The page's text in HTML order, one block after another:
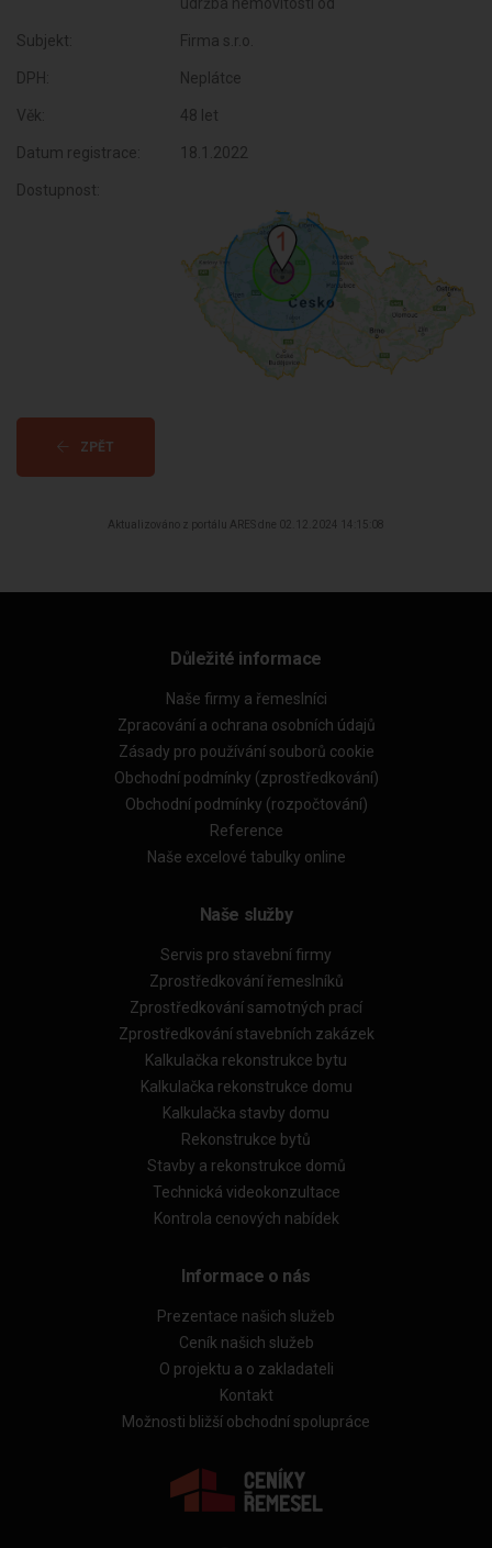
Subjekt: Firma s.r.o.
DPH: Neplátce
Věk: 48 let
Datum registrace: 18.1.2022
Dostupnost:
ZPĚT
Aktualizováno z portálu ARES dne 02.12.2024 14:15:08
Důležité informace
Naše firmy a řemeslníci
Zpracování a ochrana osobních údajů
Zásady pro používání souborů cookie
Obchodní podmínky (zprostředkování)
Obchodní podmínky (rozpočtování)
Reference
Naše excelové tabulky online
Naše služby
Servis pro stavební firmy
Zprostředkování řemeslníků
Zprostředkování samotných prací
Zprostředkování stavebních zakázek
Kalkulačka rekonstrukce bytu
Kalkulačka rekonstrukce domu
Kalkulačka stavby domu
Rekonstrukce bytů
Stavby a rekonstrukce domů
Technická videokonzultace
Kontrola cenových nabídek
Informace o nás
Prezentace našich služeb
Ceník našich služeb
O projektu a o zakladateli
Kontakt
Možnosti bližší obchodní spolupráce